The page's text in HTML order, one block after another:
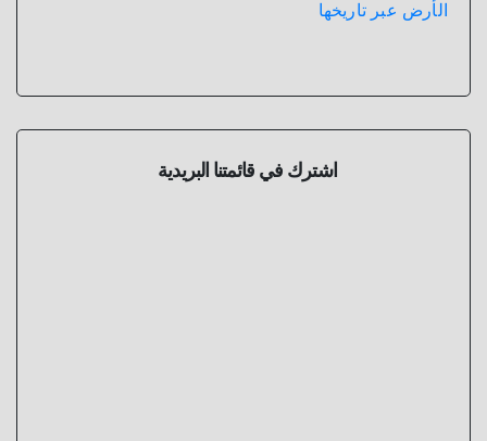
الأرض عبر تاريخها
اشترك في قائمتنا البريدية